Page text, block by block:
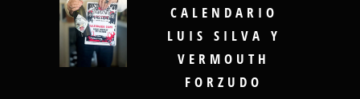
CALENDARIO
LUIS SILVA Y
VERMOUTH
FORZUDO